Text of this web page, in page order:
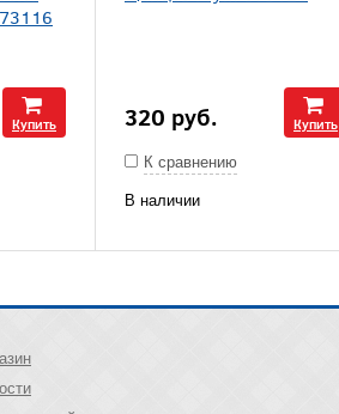
Купить 320 руб. Купить
К сравнению
В наличии